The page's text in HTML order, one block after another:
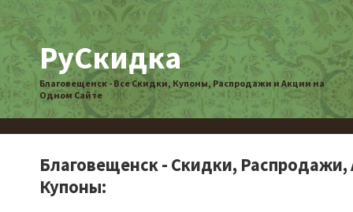
РуСкидка
Благовещенск - Все Скидки, Купоны, Распродажи и Акции на
Одном Сайте
Благовещенск - Скидки, Распродажи,
Купоны: